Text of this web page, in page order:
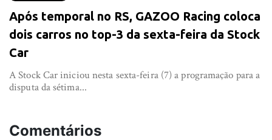
Após temporal no RS, GAZOO Racing coloca
dois carros no top-3 da sexta-feira da Stock
Car
A Stock Car iniciou nesta sexta-feira (7) a programação para a
disputa da sétima...
Comentários